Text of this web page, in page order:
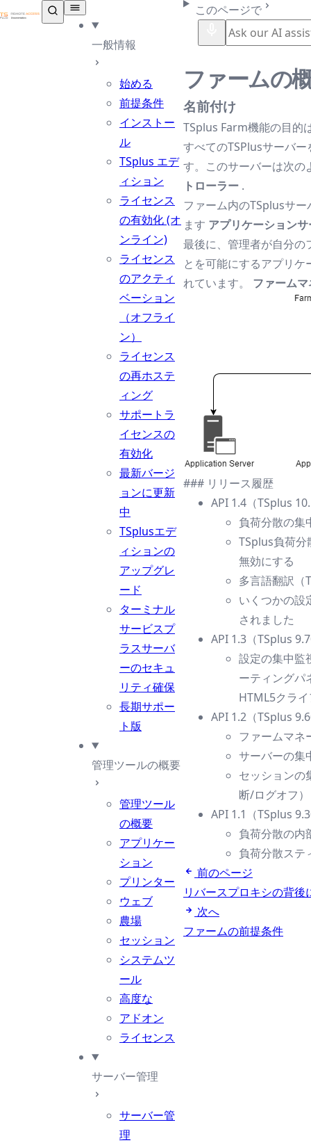
TSplus ドキュメンテーション ®
一般情報
始める
前提条件
インストー
ル
TSplus エデ
ィション
ライセンス
の有効化 (オ
ンライン)
ライセンス
のアクティ
ベーション
（オフライ
ン）
ライセンス
の再ホステ
ィング
サポートラ
イセンスの
有効化
最新バージ
ョンに更新
中
TSplusエデ
ィションの
アップグレ
ード
ターミナル
サービスプ
ラスサーバ
ーのセキュ
リティ確保
長期サポー
ト版
管理ツールの概要
管理ツール
の概要
アプリケー
ション
プリンター
ウェブ
農場
セッション
システムツ
ール
高度な
アドオン
ライセンス
サーバー管理
サーバー管
理
このページで
ファームの
名前付け
TSplus Farm機能の目的
すべてのTSPlusサーバ
す。このサーバーは次
トローラー .
ファーム内のTSplusサ
ます アプリケーション
最後に、管理者が自分の
とを可能にするアプリ
れています。 ファーム
### リリース履歴
API 1.4（TSplus
負荷分散の集
TSplus負荷
無効にする
多言語翻訳（
いくつかの設
されました
API 1.3（TSplus
設定の集中監
ーティング
HTML5クラ
API 1.2（TSplus
ファームマネ
サーバーの集
セッションの
断/ログオフ）
API 1.1（TSplus
負荷分散の内
負荷分散ステ
前のページ
リバースプロキシの背
次へ
ファームの前提条件